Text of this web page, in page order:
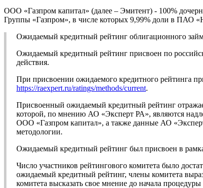
ООО «Газпром капитал» (далее – Эмитент) - 100%
Группы «Газпром», в числе которых 9,99% доли в
Ожидаемый кредитный рейтинг облигационного
Ожидаемый кредитный рейтинг присвоен по
действия.
При присвоении ожидаемого кредитного рейтинга
https://raexpert.ru/ratings/methods/current.
Присвоенный ожидаемый кредитный рейтинг
которой, по мнению АО «Эксперт РА», являются
ООО «Газпром капитал», а также данные АО
методологии.
Ожидаемый кредитный рейтинг был присвоен в
Число участников рейтингового комитета было
ожидаемый кредитный рейтинг, члены комитета
комитета высказать свое мнение до начала процедуры